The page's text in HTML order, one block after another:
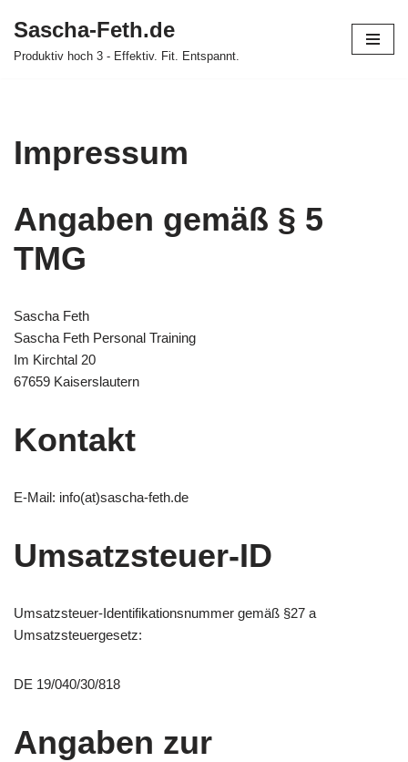
Zum
Sascha-Feth.de
Produktiv hoch 3 - Effektiv. Fit. Entspannt.
Impressum
Angaben gemäß § 5
TMG
Sascha Feth
Sascha Feth Personal Training
Im Kirchtal 20
67659 Kaiserslautern
Kontakt
E-Mail: info(at)sascha-feth.de
Umsatzsteuer-ID
Umsatzsteuer-Identifikationsnummer gemäß §27 a
Umsatzsteuergesetz:
DE 19/040/30/818
Angaben zur